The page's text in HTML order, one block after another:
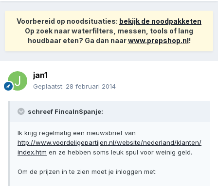
Voorbereid op noodsituaties: bekijk de noodpakketen
Op zoek naar waterfilters, messen, tools of lang
houdbaar eten? Ga dan naarwww.prepshop.nl!
jan1
Geplaatst: 28 februari 2014
schreef FincaInSpanje:
Ik krijg regelmatig een nieuwsbrief van
http://www.voordeligepartijen.nl/website/nederland/klanten/
index.htm en ze hebben soms leuk spul voor weinig geld.
Om de prijzen in te zien moet je inloggen met: